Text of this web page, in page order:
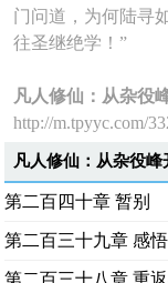
门问道，为何陆寻
往圣继绝学！”
凡人修仙：从杂役
http://m.tpyyc.com/
凡人修仙：从杂役
第二百四十章 暂别
第二百三十九章 感悟
第二百三十八章 重